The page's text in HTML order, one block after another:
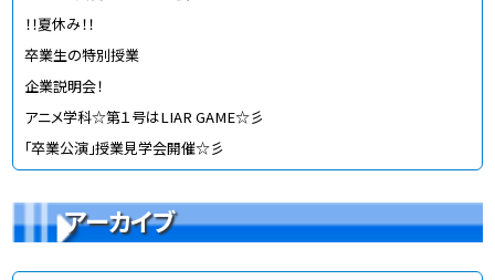
！！夏休み！！
卒業生の特別授業
企業説明会！
アニメ学科☆第１号はLIAR GAME☆彡
「卒業公演」授業見学会開催☆彡
アーカイブ